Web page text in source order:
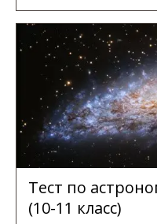
Тест по
(10-11 класс)